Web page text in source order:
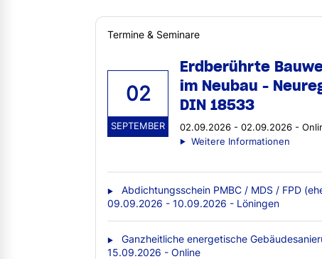
Termine & Seminare
02
SEPTEMBER
Erdberührte
im Neubau -
DIN 18533
02.09.2026 - 02.09.2026 -
Weitere Informationen
Abdichtungsschein PMBC / MDS / FPD
09.09.2026 - 10.09.2026 - Löningen
Ganzheitliche energetische
15.09.2026 - Online